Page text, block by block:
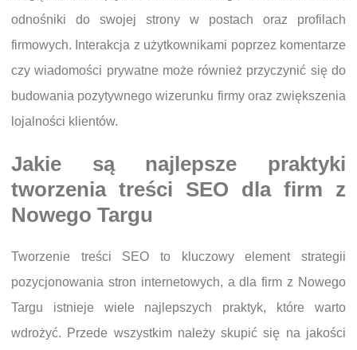
odnośniki do swojej strony w postach oraz profilach
firmowych. Interakcja z użytkownikami poprzez komentarze
czy wiadomości prywatne może również przyczynić się do
budowania pozytywnego wizerunku firmy oraz zwiększenia
lojalności klientów.
Jakie są najlepsze praktyki
tworzenia treści SEO dla firm z
Nowego Targu
Tworzenie treści SEO to kluczowy element strategii
pozycjonowania stron internetowych, a dla firm z Nowego
Targu istnieje wiele najlepszych praktyk, które warto
wdrożyć. Przede wszystkim należy skupić się na jakości